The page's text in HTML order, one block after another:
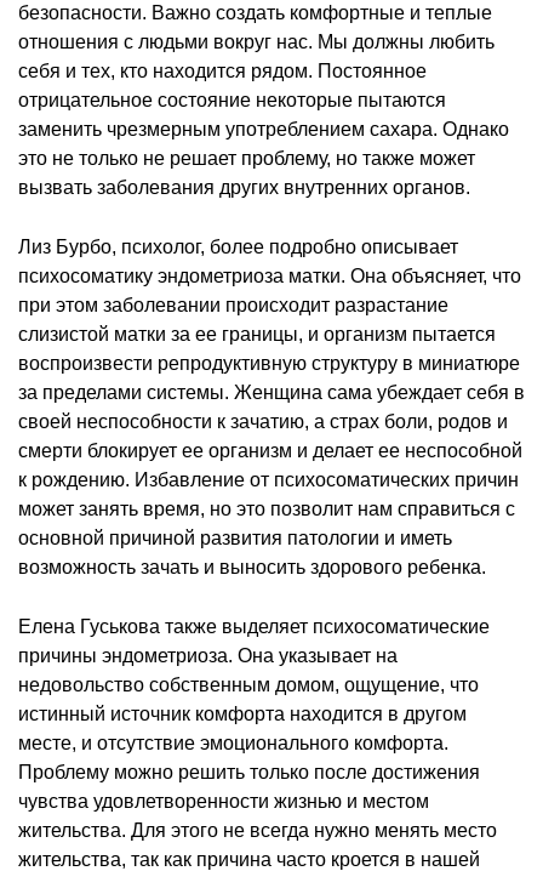
безопасности. Важно создать комфортные и теплые
отношения с людьми вокруг нас. Мы должны любить
себя и тех, кто находится рядом. Постоянное
отрицательное состояние некоторые пытаются
заменить чрезмерным употреблением сахара. Однако
это не только не решает проблему, но также может
вызвать заболевания других внутренних органов.
Лиз Бурбо, психолог, более подробно описывает
психосоматику эндометриоза матки. Она объясняет, что
при этом заболевании происходит разрастание
слизистой матки за ее границы, и организм пытается
воспроизвести репродуктивную структуру в миниатюре
за пределами системы. Женщина сама убеждает себя в
своей неспособности к зачатию, а страх боли, родов и
смерти блокирует ее организм и делает ее неспособной
к рождению. Избавление от психосоматических причин
может занять время, но это позволит нам справиться с
основной причиной развития патологии и иметь
возможность зачать и выносить здорового ребенка.
Елена Гуськова также выделяет психосоматические
причины эндометриоза. Она указывает на
недовольство собственным домом, ощущение, что
истинный источник комфорта находится в другом
месте, и отсутствие эмоционального комфорта.
Проблему можно решить только после достижения
чувства удовлетворенности жизнью и местом
жительства. Для этого не всегда нужно менять место
жительства, так как причина часто кроется в нашей